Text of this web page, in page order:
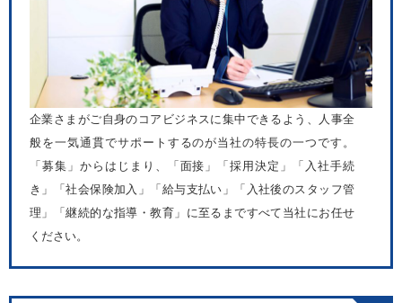
企業さまがご自身のコアビジネスに集中できるよう、人事全
般を一気通貫でサポートするのが当社の特長の一つです。
「募集」からはじまり、「面接」「採用決定」「入社手続
き」「社会保険加入」「給与支払い」「入社後のスタッフ管
理」「継続的な指導・教育」に至るまですべて当社にお任せ
ください。